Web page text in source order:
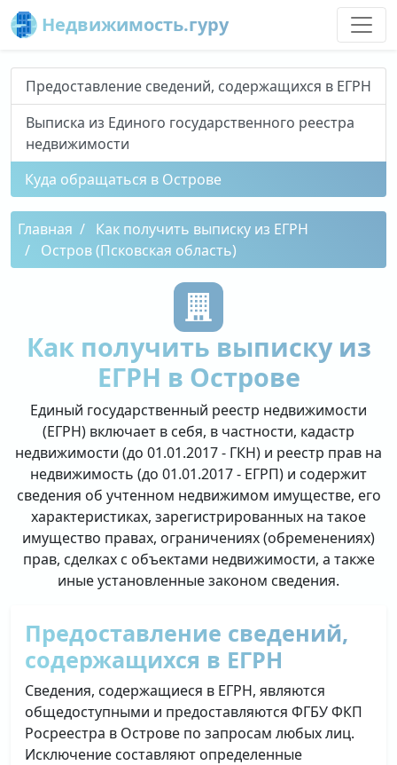
Недвижимость.гуру
Предоставление сведений, содержащихся в ЕГРН
Выписка из Единого государственного реестра
недвижимости
Куда обращаться в Острове
Главная
Как получить выписку из ЕГРН
Остров (Псковская область)
Как получить выписку из
ЕГРН в Острове
Единый государственный реестр недвижимости
(ЕГРН) включает в себя, в частности, кадастр
недвижимости (до 01.01.2017 - ГКН) и реестр прав на
недвижимость (до 01.01.2017 - ЕГРП) и содержит
сведения об учтенном недвижимом имуществе, его
характеристиках, зарегистрированных на такое
имущество правах, ограничениях (обременениях)
прав, сделках с объектами недвижимости, а также
иные установленные законом сведения.
Предоставление сведений,
содержащихся в ЕГРН
Сведения, содержащиеся в ЕГРН, являются
общедоступными и предоставляются ФГБУ ФКП
Росреестра в Острове по запросам любых лиц.
Исключение составляют определенные